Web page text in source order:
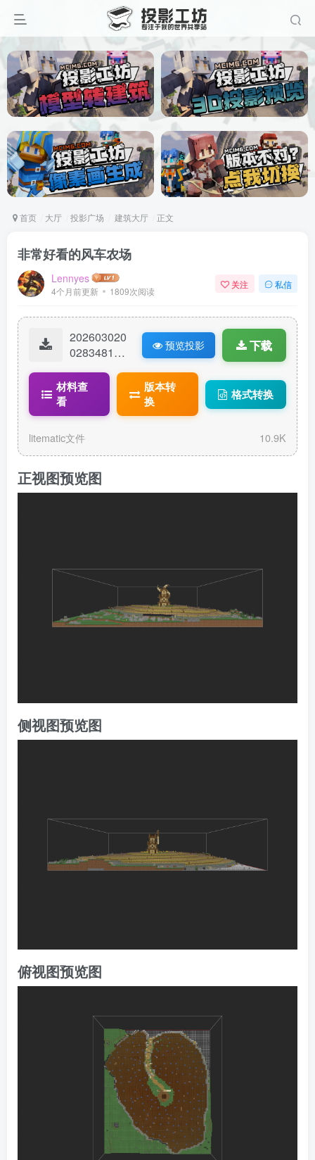
首页 大厅 投影广场 建筑大厅 正文
非常好看的风车农场
Lennyes
4个月前更新 1809次阅读
关注 私信
202603020
02834815-
ematic
预览投影 下载
材料查
看
版本转
换
格式转换
litematic文件 10.9K
正视图预览图
侧视图预览图
俯视图预览图